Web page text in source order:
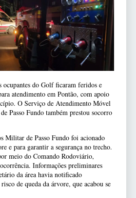
ocupantes do Golf ficaram feridos e
atendimento em Pontão, com apoio
O Serviço de Atendimento Móvel
Passo Fundo também prestou socorro
Militar de Passo Fundo foi acionado
e para garantir a segurança no trecho.
meio do Comando Rodoviário,
Informações preliminares
da área havia notificado
de queda da árvore, que acabou se